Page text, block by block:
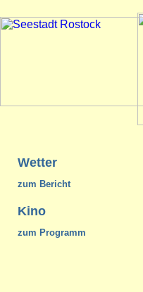
Wetter
zum Bericht
Kino
zum Programm